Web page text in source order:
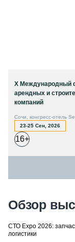
X Международный
арендных и
компаний
Сочи, конгресс-отель
23-25 Сен, 2026
16+
Обзор
СТО Expo 2026:
логистики